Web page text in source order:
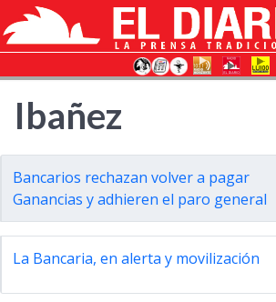
Ibañez
Bancarios rechazan volver a pagar
Ganancias y adhieren el paro general
La Bancaria, en alerta y movilización